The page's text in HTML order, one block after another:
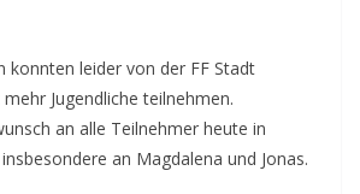
konnten leider von der FF Stadt
Jugendliche teilnehmen.
an alle Teilnehmer heute in
an Magdalena und Jonas.